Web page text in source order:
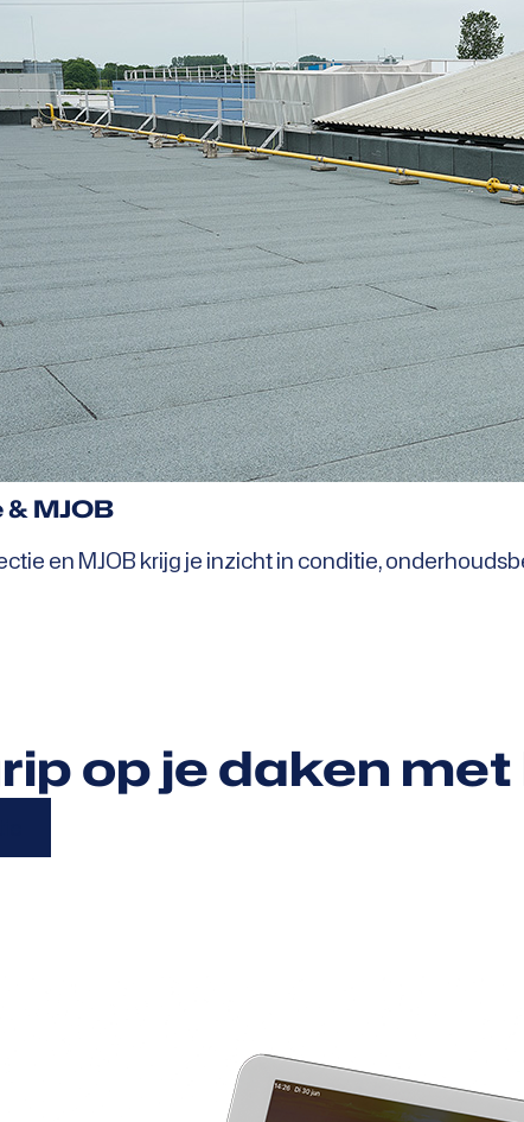
MJOB
en MJOB krijg je inzicht in conditie,
op je daken